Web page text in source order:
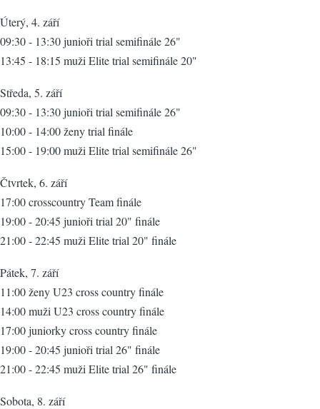
Úterý, 4. září
09:30 - 13:30 junioři trial semifinále 26"
13:45 - 18:15 muži Elite trial semifinále 20"
Středa, 5. září
09:30 - 13:30 junioři trial semifinále 26"
10:00 - 14:00 ženy trial finále
15:00 - 19:00 muži Elite trial semifinále 26"
Čtvrtek, 6. září
17:00 crosscountry Team finále
19:00 - 20:45 junioři trial 20" finále
21:00 - 22:45 muži Elite trial 20" finále
Pátek, 7. září
11:00 ženy U23 cross country finále
14:00 muži U23 cross country finále
17:00 juniorky cross country finále
19:00 - 20:45 junioři trial 26" finále
21:00 - 22:45 muži Elite trial 26" finále
Sobota, 8. září